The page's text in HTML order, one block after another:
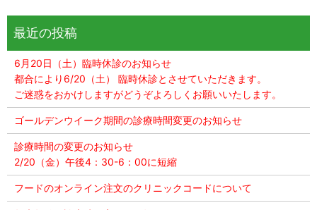
6月20日（土）臨時休診のお知らせ
都合により6/20（土） 臨時休診とさせていただきます。
ご迷惑をおかけしますがどうぞよろしくお願いいたします。
ゴールデンウイーク期間の診療時間変更のお知らせ
診療時間の変更のお知らせ
2/20（金）午後4：30-6：00に短縮
フードのオンライン注文のクリニックコードについて